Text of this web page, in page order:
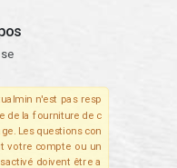
n'est pas resp
de la fourniture de c
Les questions con
votre compte ou un
doivent être a